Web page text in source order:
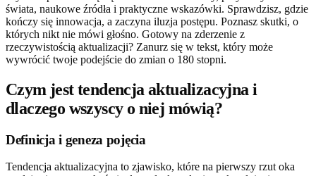
świata, naukowe źródła i praktyczne wskazówki. Sprawdzisz, gdzie
kończy się innowacja, a zaczyna iluzja postępu. Poznasz skutki, o
których nikt nie mówi głośno. Gotowy na zderzenie z
rzeczywistością aktualizacji? Zanurz się w tekst, który może
wywrócić twoje podejście do zmian o 180 stopni.
Czym jest tendencja aktualizacyjna i
dlaczego wszyscy o niej mówią?
Definicja i geneza pojęcia
Tendencja aktualizacyjna to zjawisko, które na pierwszy rzut oka